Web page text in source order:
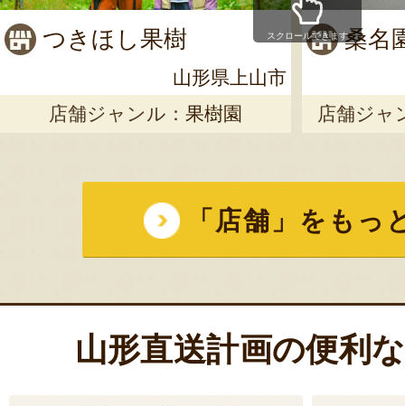
つきほし果樹
山形県上山市
店舗ジャンル： 果樹園
桑名
店舗ジャ
スクロールできます
「店舗」をもっ
山形直送計画の便利